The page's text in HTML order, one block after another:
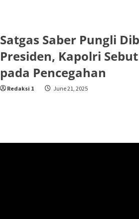
Satgas Saber Pungli
Presiden, Kapolri
pada Pencegahan
Redaksi 1 June 21, 2025